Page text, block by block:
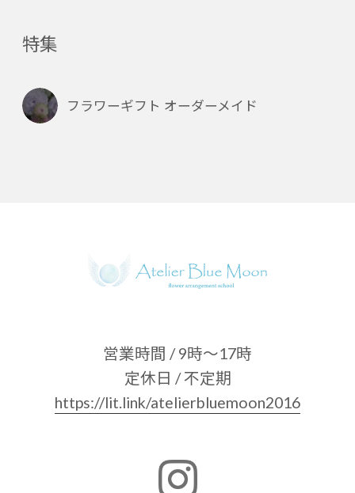
特集
フラワーギフト オーダーメイド
営業時間 / 9時〜17時
定休日 / 不定期
https://lit.link/atelierbluemoon2016